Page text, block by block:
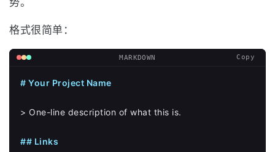
势。
格式很简单：
MARKDOWN Copy
# Your Project Name
> One-line description of what this is.
## Links